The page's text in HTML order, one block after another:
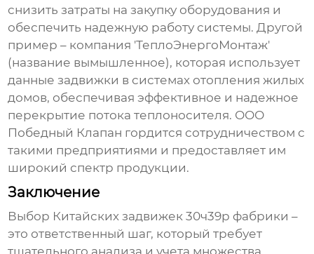
снизить затраты на закупку оборудования и
обеспечить надежную работу системы. Другой
пример – компания 'ТеплоЭнергоМонтаж'
(название вымышленное), которая использует
данные задвижки в системах отопления жилых
домов, обеспечивая эффективное и надежное
перекрытие потока теплоносителя. ООО
Победный Клапан гордится сотрудничеством с
такими предприятиями и предоставляет им
широкий спектр продукции.
Заключение
Выбор Китайских задвижек 30ч39р фабрики –
это ответственный шаг, который требует
тщательного анализа и учета множества